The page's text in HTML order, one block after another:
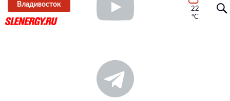
Владивосток
22
°C